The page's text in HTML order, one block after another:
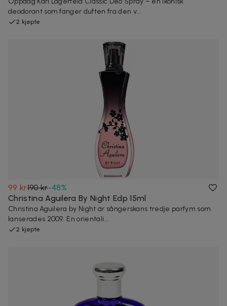
deodorant som fanger duften fra den v...
2 kjøpte
99 kr190 kr-48%
Christina Aguilera By Night Edp 15ml
Christina Aguilera by Night är sångerskans tredje parfym som
lanserades 2009. En orientali...
2 kjøpte